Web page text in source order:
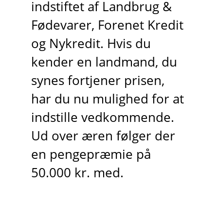
indstiftet af Landbrug &
Fødevarer, Forenet Kredit
og Nykredit. Hvis du
kender en landmand, du
synes fortjener prisen,
har du nu mulighed for at
indstille vedkommende.
Ud over æren følger der
en pengepræmie på
50.000 kr. med.